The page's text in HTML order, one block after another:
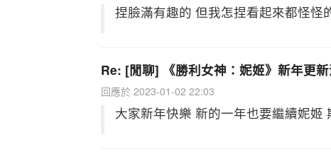
捏臉滿有趣的 但我怎捏看起來都怪怪
Re: [閒聊] 《勝利女神：妮姬》新年更
回應於 2023-01-02 22:03
大家新年快樂 新的一年也要繼續妮姬